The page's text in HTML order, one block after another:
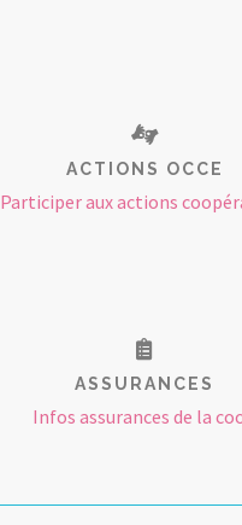
ACTIONS OCCE
Participer aux actions
ASSURANCES
Infos assurances de la